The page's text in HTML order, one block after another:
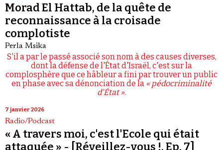
Morad El Hattab, de la quête de
reconnaissance à la croisade
complotiste
Perla Msika
S'il a par le passé associé son nom à des causes diverses,
dont la défense de l'État d'Israël, c'est sur la
complosphère que ce hâbleur a fini par trouver un public
en phase avec sa dénonciation de la « pédocriminalité
d'État ».
7 janvier 2026
Radio/Podcast
« A travers moi, c'est l'Ecole qui était
attaquée » - [Réveillez-vous !, Ep. 7]